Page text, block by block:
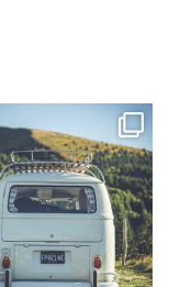
Sep 12